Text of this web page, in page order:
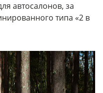
автосалонов, за
типа «2 в